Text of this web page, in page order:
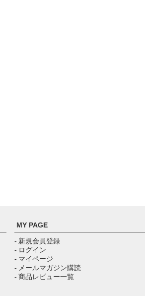
MY PAGE
- 新規会員登録
- ログイン
- マイページ
- メールマガジン購読
- 商品レビュー一覧